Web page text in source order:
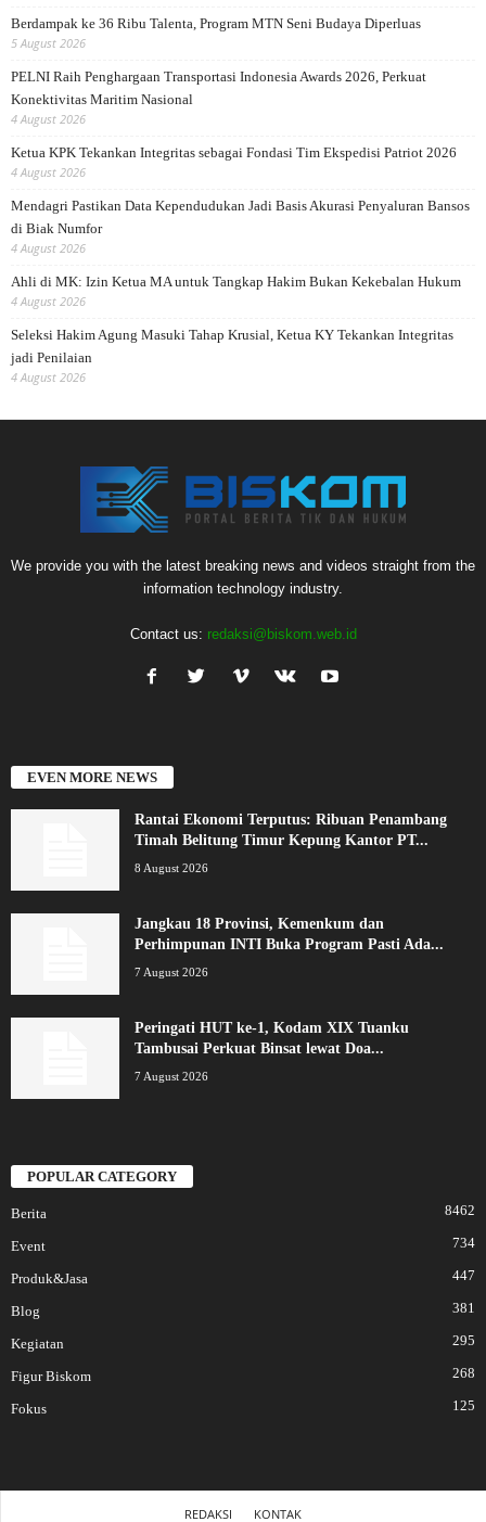
Berdampak ke 36 Ribu Talenta, Program MTN Seni Budaya Diperluas
5 August 2026
PELNI Raih Penghargaan Transportasi Indonesia Awards 2026, Perkuat
Konektivitas Maritim Nasional
4 August 2026
Ketua KPK Tekankan Integritas sebagai Fondasi Tim Ekspedisi Patriot 2026
4 August 2026
Mendagri Pastikan Data Kependudukan Jadi Basis Akurasi Penyaluran Bansos
di Biak Numfor
4 August 2026
Ahli di MK: Izin Ketua MA untuk Tangkap Hakim Bukan Kekebalan Hukum
4 August 2026
Seleksi Hakim Agung Masuki Tahap Krusial, Ketua KY Tekankan Integritas
jadi Penilaian
4 August 2026
We provide you with the latest breaking news and videos straight from the
information technology industry.
Contact us: redaksi@biskom.web.id
EVEN MORE NEWS
Rantai Ekonomi Terputus: Ribuan Penambang
Timah Belitung Timur Kepung Kantor PT...
8 August 2026
Jangkau 18 Provinsi, Kemenkum dan
Perhimpunan INTI Buka Program Pasti Ada...
7 August 2026
Peringati HUT ke-1, Kodam XIX Tuanku
Tambusai Perkuat Binsat lewat Doa...
7 August 2026
POPULAR CATEGORY
Berita 8462
Event 734
Produk&Jasa 447
Blog 381
Kegiatan 295
Figur Biskom 268
Fokus 125
REDAKSI KONTAK